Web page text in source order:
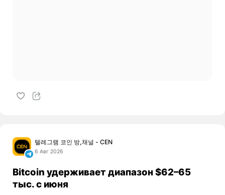
텔레그램 코인 방,채널 - CEN
6 Авг 2026
Bitcoin удерживает диапазон $62–65
тыс. с июня